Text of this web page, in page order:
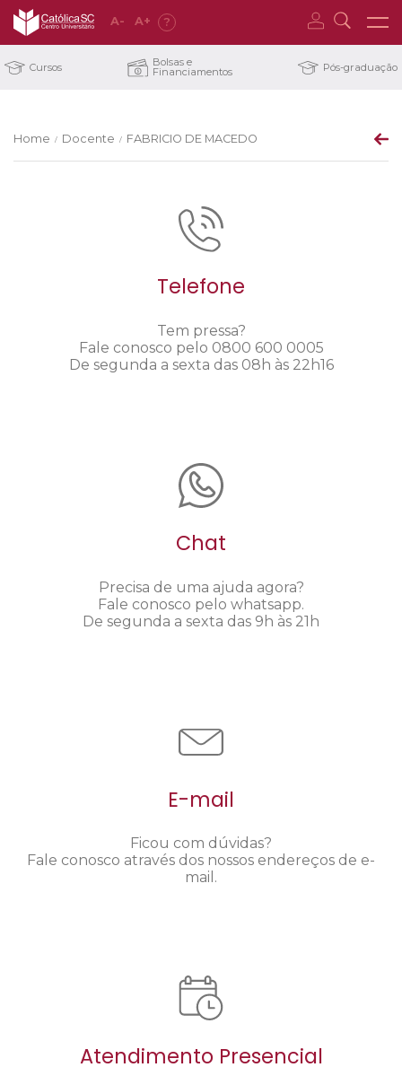
A- A+ ?
Cursos Bolsas e
Financiamentos Pós-graduação
Home / Docente / FABRICIO DE MACEDO
Telefone
Tem pressa?
Fale conosco pelo 0800 600 0005
De segunda a sexta das 08h às 22h16
Chat
Precisa de uma ajuda agora?
Fale conosco pelo whatsapp.
De segunda a sexta das 9h às 21h
E-mail
Ficou com dúvidas?
Fale conosco através dos nossos endereços de e-
mail.
Atendimento Presencial